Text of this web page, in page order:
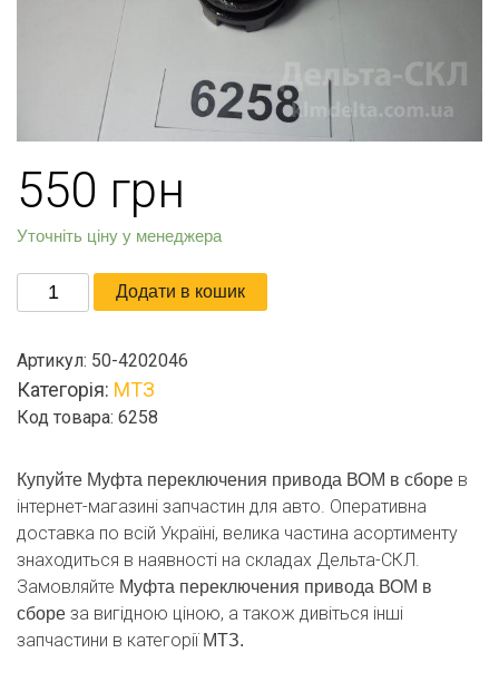
550 грн
Уточніть ціну у менеджера
Муфта
переключения
ВОМ
в
сборе
Додати в кошик
Артикул: 50-4202046
Категорія: МТЗ
Код товара: 6258
Купуйте Муфта переключения привода ВОМ в сборе в
інтернет-магазині запчастин для авто. Оперативна
доставка по всій Україні, велика частина асортименту
знаходиться в наявності на складах Дельта-СКЛ.
Замовляйте Муфта переключения привода ВОМ в
сборе за вигідною ціною, а також дивіться інші
запчастини в категоріїМТЗ.